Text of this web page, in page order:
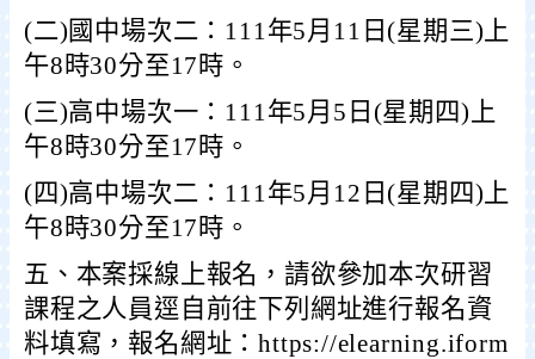
(二)國中場次二：111年5月11日(星期三)上
午8時30分至17時。
(三)高中場次一：111年5月5日(星期四)上
午8時30分至17時。
(四)高中場次二：111年5月12日(星期四)上
午8時30分至17時。
五、本案採線上報名，請欲參加本次研習
課程之人員逕自前往下列網址進行報名資
料填寫，報名網址：https://elearning.iform